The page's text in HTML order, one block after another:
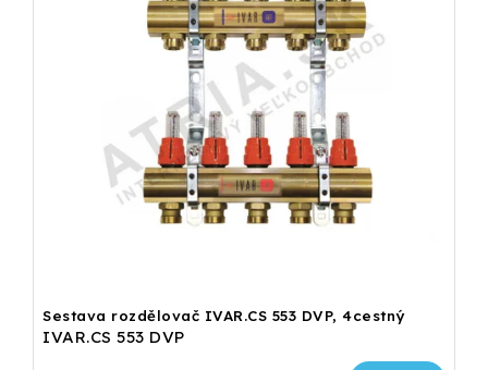
Sestava rozdělovač IVAR.CS 553 DVP, 4cestný
IVAR.CS 553 DVP